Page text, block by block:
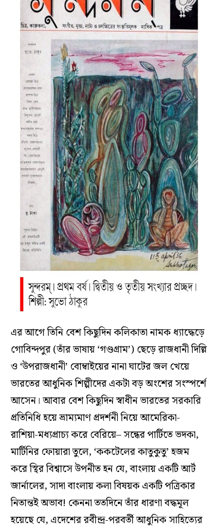
এর আগে তিনি বেশ কিছুদিন কলিকাতা নামক ধ্যাদ্ধেড়ে
গোবিন্দপুর (তাঁর ভাষায় ‘গণ্ডগ্রাম’) ছেড়ে রাজধানী দিল্লি
ও ‘উপরাজধানী’ বোম্বাইয়ের নানা ঘাটের জল খেয়ে
ভারতের আধুনিক শিল্পীদের একটা বড় অংশের সংস্পর্শে
আসেন। আবার বেশ কিছুদিন স্বাধীন ভারতের সরকারি
প্রতিনিধি হয়ে ভ্রাম্যমাণ প্রদর্শনী নিয়ে আমেরিকা-
রাশিয়া-মধ্যপ্রাচ্য করে বেরিয়ে– সন্ধের পার্টিতে ভদকা,
মার্টিনির ফোয়ারা তুলে, ‘ককটেলের কাতুকুতু’ হজম
করে স্থির বিশ্বাসে উপনীত হন যে, বাংলায় একটি আর্ট
জার্নালের, সাদা বাংলায় কলা বিষয়ক একটি পত্রিকার
নিতান্তই অভাব! কেননা ততদিনে তাঁর ধারণা বদ্ধমূল
হয়েছে যে, এদেশের রবীন্দ্র-পরবর্তী আধুনিক সাহিত্যের